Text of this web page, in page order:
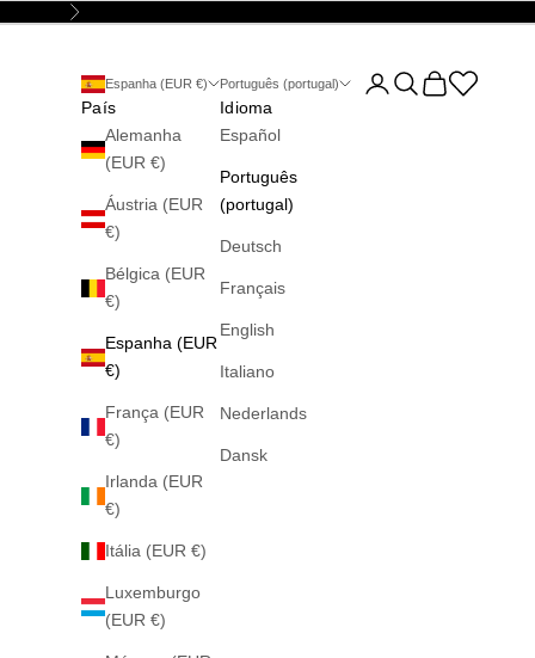
Seguinte
Espanha (EUR €)
País
Alemanha
(EUR €)
Áustria (EUR
€)
Bélgica (EUR
€)
Espanha (EUR
€)
França (EUR
€)
Irlanda (EUR
€)
Itália (EUR €)
Luxemburgo
(EUR €)
Português (portugal)
Idioma
Español
Português
(portugal)
Deutsch
Français
English
Italiano
Nederlands
Dansk
Abrir página da conta
Abrir pesquisa
Abrir carrinho
Abrir la